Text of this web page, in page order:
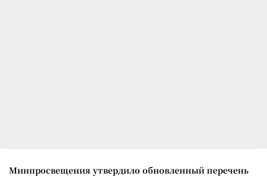
Минпросвещения утвердило обновленный перечень